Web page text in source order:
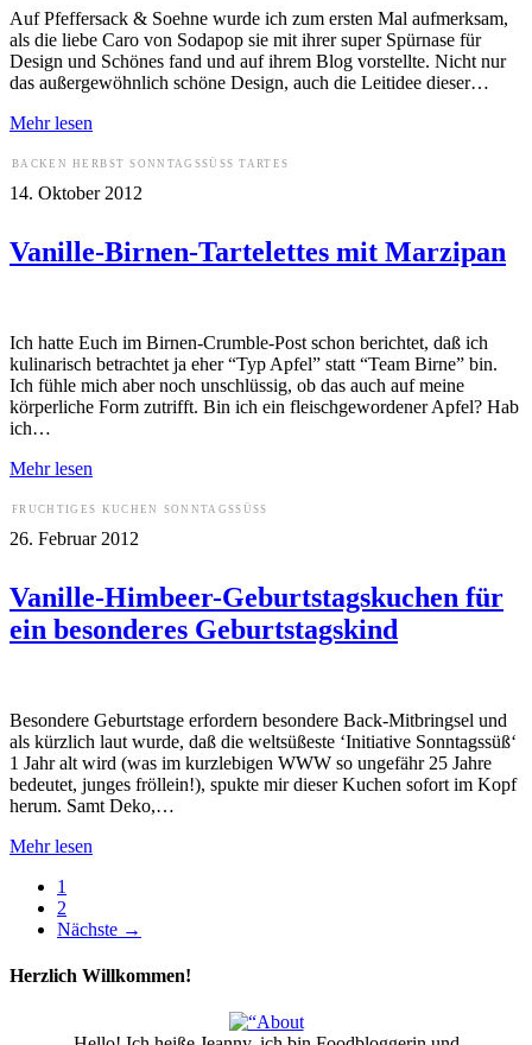
Auf Pfeffersack & Soehne wurde ich zum ersten Mal aufmerksam,
als die liebe Caro von Sodapop sie mit ihrer super Spürnase für
Design und Schönes fand und auf ihrem Blog vorstellte. Nicht nur
das außergewöhnlich schöne Design, auch die Leitidee dieser…
Mehr lesen
BACKEN HERBST SONNTAGSSÜSS TARTES
14. Oktober 2012
Vanille-Birnen-Tartelettes mit Marzipan
Ich hatte Euch im Birnen-Crumble-Post schon berichtet, daß ich
kulinarisch betrachtet ja eher “Typ Apfel” statt “Team Birne” bin.
Ich fühle mich aber noch unschlüssig, ob das auch auf meine
körperliche Form zutrifft. Bin ich ein fleischgewordener Apfel? Hab
ich…
Mehr lesen
FRUCHTIGES KUCHEN SONNTAGSSÜSS
26. Februar 2012
Vanille-Himbeer-Geburtstagskuchen für
ein besonderes Geburtstagskind
Besondere Geburtstage erfordern besondere Back-Mitbringsel und
als kürzlich laut wurde, daß die weltsüßeste ‘Initiative Sonntagssüß‘
1 Jahr alt wird (was im kurzlebigen WWW so ungefähr 25 Jahre
bedeutet, junges fröllein!), spukte mir dieser Kuchen sofort im Kopf
herum. Samt Deko,…
Mehr lesen
1
2
Nächste →
Herzlich Willkommen!